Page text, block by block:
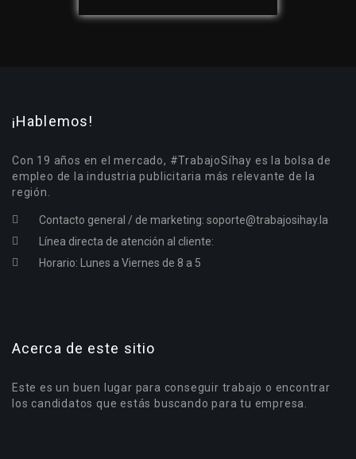
¡Hablemos!
Con 19 años en el mercado, #TrabajoSíhay es la bolsa de
empleo de la industria publicitaria más relevante de la
región.
Contacto general / de marketing: soporte@trabajosihay.la
Línea directa de atención al cliente:
Horario: Lunes a Viernes de 8 a 5
Acerca de este sitio
Este es un buen lugar para conseguir trabajo o encontrar
los candidatos que estás buscando para tu empresa.